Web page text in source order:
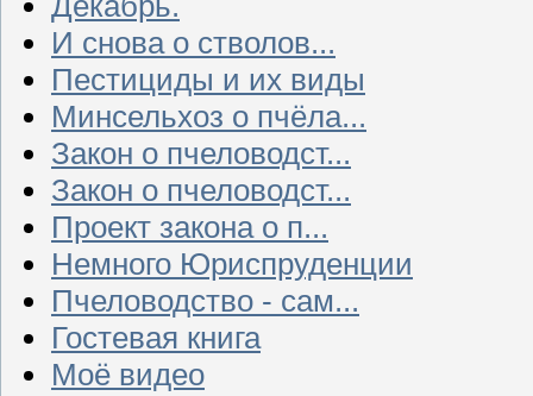
И снова о стволов...
Пестициды и их виды
Минсельхоз о пчёла...
Закон о пчеловодст...
Закон о пчеловодст...
Проект закона о п...
Немного Юриспруденции
Пчеловодство - сам...
Гостевая книга
Моё видео